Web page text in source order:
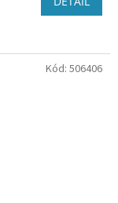
Kód: 506406